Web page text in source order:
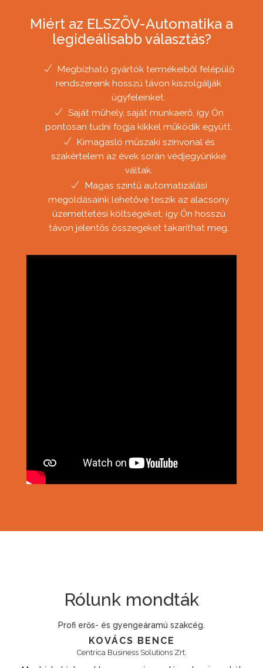
Miért az ELSZÖV-Automatika a
legideálisabb választás?
Megbízható gyártók termékeiből felépülő
rendszereink hosszú távon kiszolgálják
ügyfeleinket.
Saját műhely, saját munkaerő, így Ön
pontosan tudni fogja kikkel működik együtt.
Kimagasló műszaki színvonal és
szakértelem az évek során védjegyünkké
váltak.
Magas szintű automatizálási
megoldásaink lehetővé teszik az alacsony
üzemeltetési költségeket, így Ön hosszú
távon jelentős összegeket takaríthat meg.
Rólunk mondták
Megbízható, szakmailag felkészült csapat.
RÁDI PÉTER
Econix Kft.